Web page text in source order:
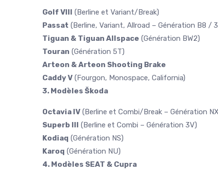
Golf VIII (Berline et Variant/Break)
Passat (Berline, Variant, Allroad – Génération B8 /
Tiguan & Tiguan Allspace (Génération BW2)
Touran (Génération 5T)
Arteon & Arteon Shooting Brake
Caddy V (Fourgon, Monospace, California)
3. Modèles Škoda
Octavia IV (Berline et Combi/Break – Génération
Superb III (Berline et Combi – Génération 3V)
Kodiaq (Génération NS)
Karoq (Génération NU)
4. Modèles SEAT & Cupra